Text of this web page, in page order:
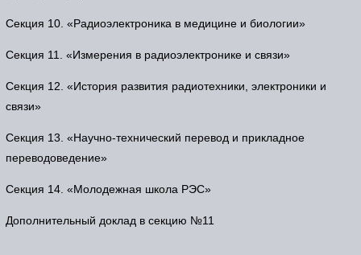
Секция 10. «Радиоэлектроника в медицине и биологии»
Секция 11. «Измерения в радиоэлектронике и связи»
Секция 12. «История развития радиотехники, электроники и
связи»
Секция 13. «Научно-технический перевод и прикладное
переводоведение»
Секция 14. «Молодежная школа РЭС»
Дополнительный доклад в секцию №11